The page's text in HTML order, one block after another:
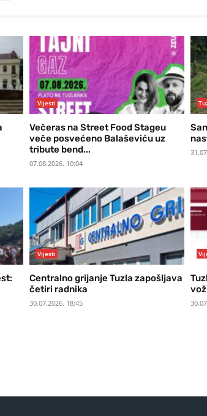
Vijesti
Večeras na Street Food Stageu
veče posvećeno Balaševiću uz
tribute bend...
07.08.2026. 10:04
Vijesti
Centralno grijanje Tuzla zapošljava
četiri radnika
30.07.2026. 18:45